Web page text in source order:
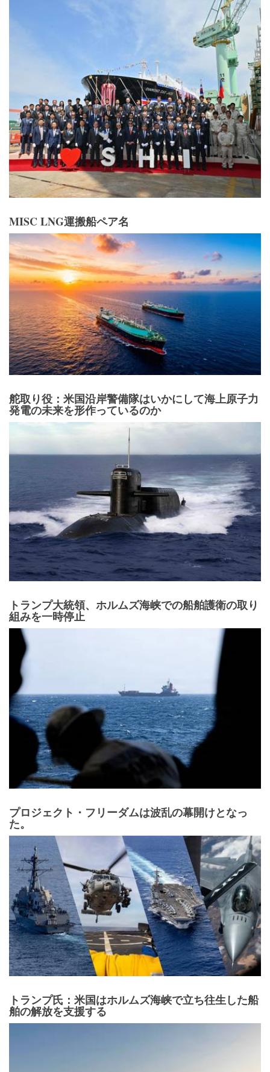
MISC LNG運搬船ペア名
舵取り役：米国沿岸警備隊はいかにして海上原子力
発電の未来を形作っているのか
トランプ大統領、ホルムズ海峡での船舶護衛の取り
組みを一時停止
プロジェクト・フリーダムは波乱の幕開けとなっ
た。
トランプ氏：米国はホルムズ海峡で立ち往生した船
舶の解放を支援する